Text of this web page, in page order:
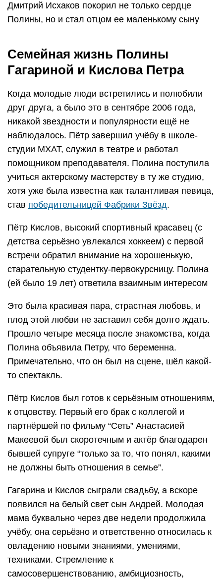
Дмитрий Исхаков покорил не только сердце
Полины, но и стал отцом ее маленькому сыну
Семейная жизнь Полины
Гагариной и Кислова Петра
Когда молодые люди встретились и полюбили
друг друга, а было это в сентябре 2006 года,
никакой звездности и популярности ещё не
наблюдалось. Пётр завершил учёбу в школе-
студии МХАТ, служил в театре и работал
помощником преподавателя. Полина поступила
учиться актерскому мастерству в ту же студию,
хотя уже была известна как талантливая певица,
став победительницей Фабрики Звёзд.
Пётр Кислов, высокий спортивный красавец (с
детства серьёзно увлекался хоккеем) с первой
встречи обратил внимание на хорошенькую,
старательную студентку-первокурсницу. Полина
(ей было 19 лет) ответила взаимным интересом
Это была красивая пара, страстная любовь, и
плод этой любви не заставил себя долго ждать.
Прошло четыре месяца после знакомства, когда
Полина объявила Петру, что беременна.
Примечательно, что он был на сцене, шёл какой-
то спектакль.
Пётр Кислов был готов к серьёзным отношениям,
к отцовству. Первый его брак с коллегой и
партнёршей по фильму “Сеть” Анастасией
Макеевой был скоротечным и актёр благодарен
бывшей супруге “только за то, что понял, какими
не должны быть отношения в семье”.
Гагарина и Кислов сыграли свадьбу, а вскоре
появился на белый свет сын Андрей. Молодая
мама буквально через две недели продолжила
учёбу, она серьёзно и ответственно относилась к
овладению новыми знаниями, умениями,
техниками. Стремление к
самосовершенствованию, амбициозность,